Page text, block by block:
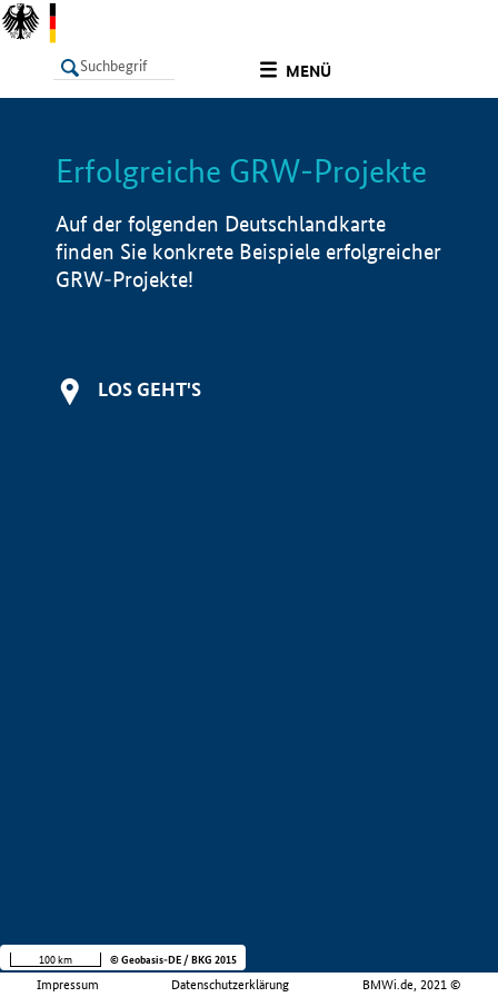
MENÜ
LISTE Info
Erfolgreiche GRW-Projekte
Auf der folgenden Deutschlandkarte
finden Sie konkrete Beispiele erfolgreicher
GRW-Projekte!
LOS GEHT'S
Impressum Datenschutzerklärung BMWi.de, 2021 ©
100 km © Geobasis-DE / BKG 2015